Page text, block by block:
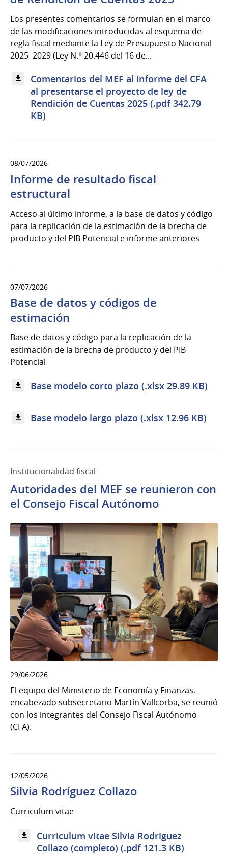
Los presentes comentarios se formulan en el marco
de las modificaciones introducidas al esquema de
regla fiscal mediante la Ley de Presupuesto Nacional
2025–2029 (Ley N.º 20.446 del 16 de...
Comentarios del MEF al informe del CFA
al presentarse el proyecto de ley de
Rendición de Cuentas 2025 (.pdf 342.79
KB)
08/07/2026
Informe de resultado fiscal
estructural
Acceso al último informe, a la base de datos y código
para la replicación de la estimación de la brecha de
producto y del PIB Potencial e informe anteriores
07/07/2026
Base de datos y códigos de
estimación
Base de datos y código para la replicación de la
estimación de la brecha de producto y del PIB
Potencial
Base modelo corto plazo (.xlsx 29.89 KB)
Base modelo largo plazo (.xlsx 12.96 KB)
Institucionalidad fiscal
Autoridades del MEF se reunieron con
el Consejo Fiscal Autónomo
29/06/2026
El equipo del Ministerio de Economía y Finanzas,
encabezado subsecretario Martín Vallcorba, se reunió
con los integrantes del Consejo Fiscal Autónomo
(CFA).
12/05/2026
Silvia Rodríguez Collazo
Curriculum vitae
Curriculum vitae Silvia Rodriguez
Collazo (completo) (.pdf 121.3 KB)